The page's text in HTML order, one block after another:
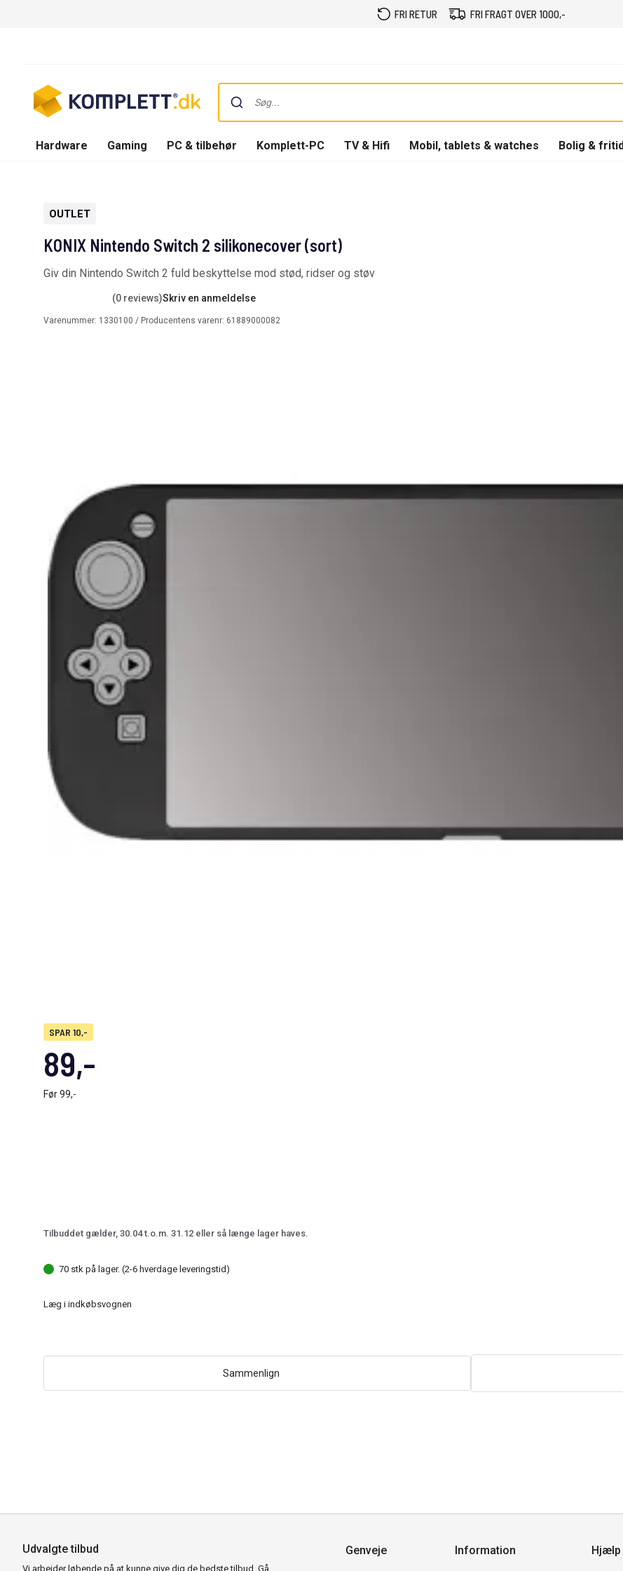
FRI RETUR FRI FRAGT OVER 1000,-
Hardware Gaming PC & tilbehør Komplett-PC TV & Hifi Mobil, tablets & watches Bolig &
OUTLET
KONIX Nintendo Switch 2 silikonecover (sort)
Giv din Nintendo Switch 2 fuld beskyttelse mod stød, ridser og støv
(0 reviews)Skriv en anmeldelse
Varenummer: 1330100 / Producentens varenr: 61889000082
SPAR 10,-
89,-
Før99,-
Tilbuddet gælder, 30.04 t.o.m. 31.12 eller så længe lager haves.
70 stk på lager. (2-6 hverdage leveringstid)
Læg i indkøbsvognen
Sammenlign
Udvalgte tilbud
Vi arbejder løbende på at kunne give dig de bedste tilbud. Gå
Genveje Information Hjælp